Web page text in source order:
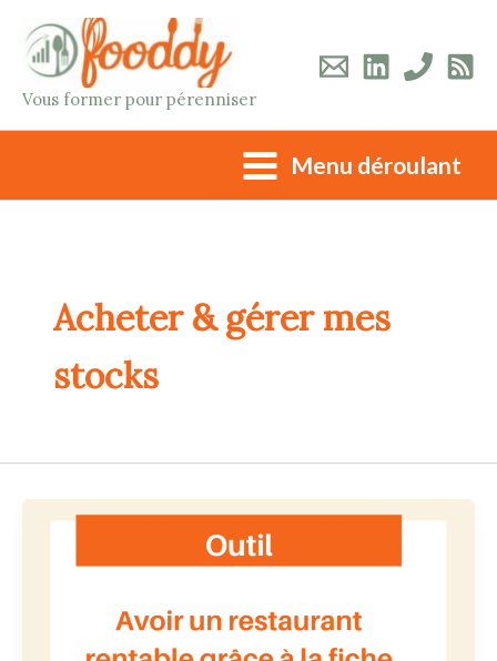
contenu
Vous former pour pérenniser
Menu déroulant
Acheter & gérer mes
stocks